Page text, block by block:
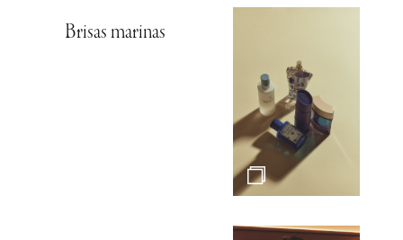
Brisas marinas